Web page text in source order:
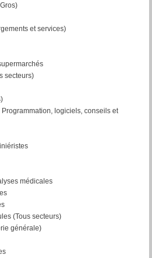
et services)
secteurs)
logiciels, conseils et
médicales
(Tous secteurs)
générale)